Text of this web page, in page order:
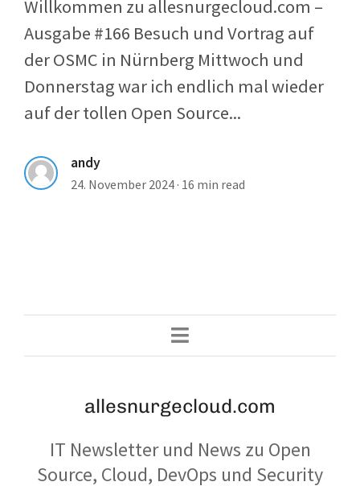
Willkommen zu allesnurgecloud.com –
Ausgabe #166 Besuch und Vortrag auf
der OSMC in Nürnberg Mittwoch und
Donnerstag war ich endlich mal wieder
auf der tollen Open Source...
andy
24. November 2024 · 16 min read
allesnurgecloud.com
IT Newsletter und News zu Open
Source, Cloud, DevOps und Security